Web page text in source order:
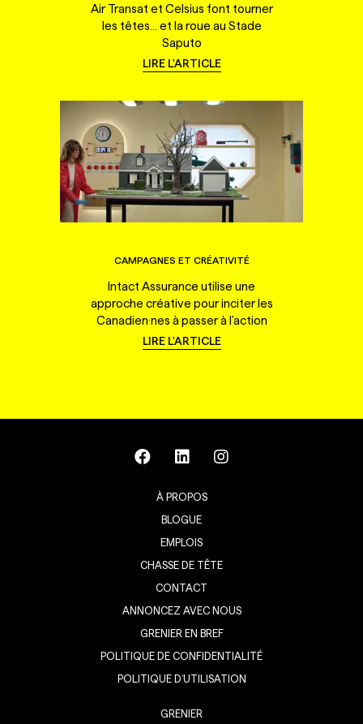
Air Transat et Celsius font tourner
les têtes... et la roue au Stade
Saputo
LIRE L'ARTICLE
CAMPAGNES ET CRÉATIVITÉ
Intact Assurance utilise une
approche créative pour inciter les
Canadien·nes à passer à l'action
LIRE L'ARTICLE
À PROPOS
BLOGUE
EMPLOIS
CHASSE DE TÊTE
CONTACT
ANNONCEZ AVEC NOUS
GRENIER EN BREF
POLITIQUE DE CONFIDENTIALITÉ
POLITIQUE D’UTILISATION
GRENIER